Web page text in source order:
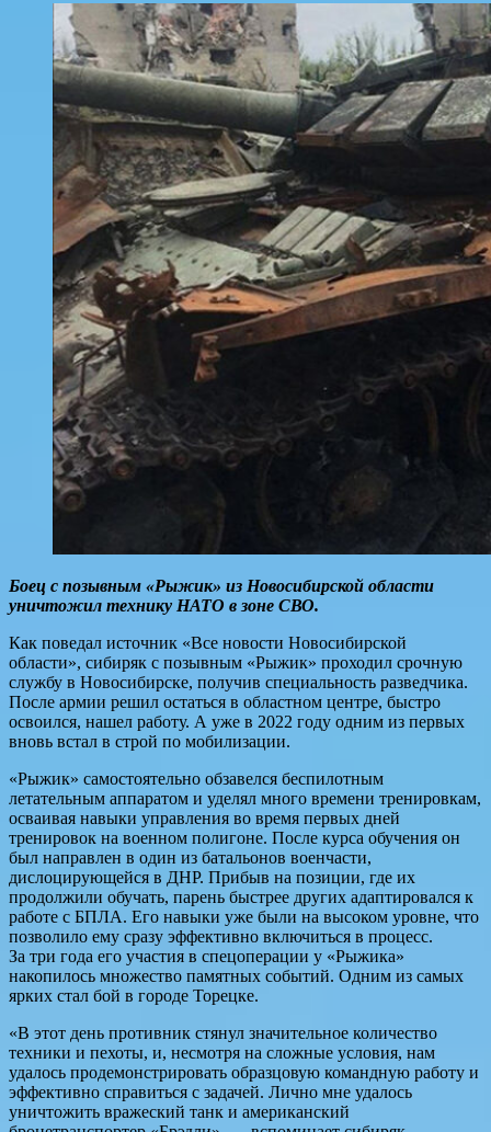
Боец с позывным «Рыжик» из Новосибирской области
уничтожил технику НАТО в зоне СВО.
Как поведал источник «Все новости Новосибирской
области», сибиряк с позывным «Рыжик» проходил срочную
службу в Новосибирске, получив специальность разведчика.
После армии решил остаться в областном центре, быстро
освоился, нашел работу. А уже в 2022 году одним из первых
вновь встал в строй по мобилизации.
«Рыжик» самостоятельно обзавелся беспилотным
летательным аппаратом и уделял много времени тренировкам,
осваивая навыки управления во время первых дней
тренировок на военном полигоне. После курса обучения он
был направлен в один из батальонов военчасти,
дислоцирующейся в ДНР. Прибыв на позиции, где их
продолжили обучать, парень быстрее других адаптировался к
работе с БПЛА. Его навыки уже были на высоком уровне, что
позволило ему сразу эффективно включиться в процесс.
За три года его участия в спецоперации у «Рыжика»
накопилось множество памятных событий. Одним из самых
ярких стал бой в городе Торецке.
«В этот день противник стянул значительное количество
техники и пехоты, и, несмотря на сложные условия, нам
удалось продемонстрировать образцовую командную работу и
эффективно справиться с задачей. Лично мне удалось
уничтожить вражеский танк и американский